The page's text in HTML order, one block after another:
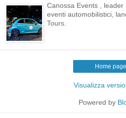
Canossa Events , leader
eventi automobilistici,
Tours.
Home page
Visualizza
Powered by